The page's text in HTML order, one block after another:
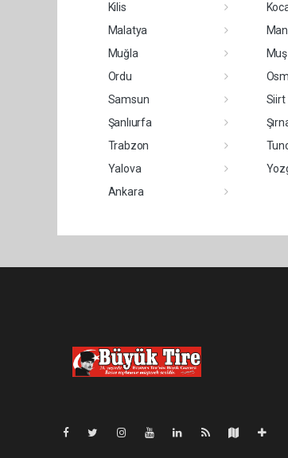
Kilis
Malatya
Muğla
Muş
Ordu
Samsun
Siirt
Şanlıurfa
Trabzon
Yalova
Ankara